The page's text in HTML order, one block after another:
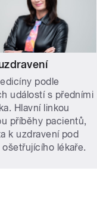
podle
událostí s předními
Hlavní linkou
příběhy pacientů,
k uzdravení pod
lékaře.